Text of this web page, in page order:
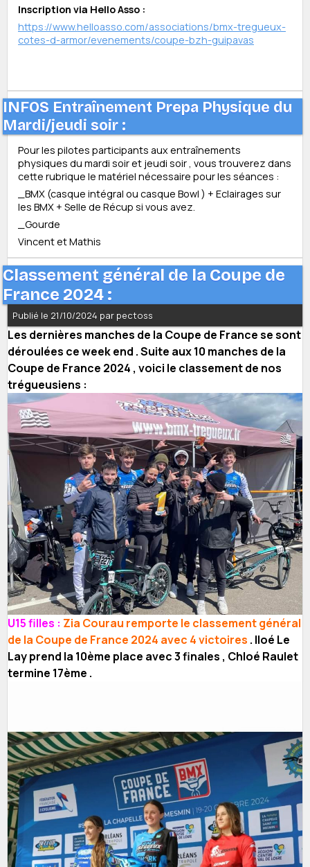
Inscription via Hello Asso :
https://www.helloasso.com/associations/bmx-tregueux-
cotes-d-armor/evenements/coupe-bzh-guipavas
INFOS Entraînement Prepa Physique du
Mardi/jeudi soir :
Pour les pilotes participants aux entraînements
physiques du mardi soir et jeudi soir , vous trouverez dans
cette rubrique le matériel nécessaire pour les séances :
_BMX (casque intégral ou casque Bowl ) + Eclairages sur
les BMX + Selle de Récup si vous avez.
_Gourde
Vincent et Mathis
Classement général de la Coupe de
France 2024 :
Publié le 21/10/2024 par pectoss
Les dernières manches de la Coupe de France se sont
déroulées ce week end . Suite aux 10 manches de la
Coupe de France 2024 , voici le classement de nos
trégueusiens :
U15 filles : Zia Courau remporte le classement général
de la Coupe de France 2024 avec 4 victoires . Iloé Le
Lay prend la 10ème place avec 3 finales , Chloé Raulet
termine 17ème .